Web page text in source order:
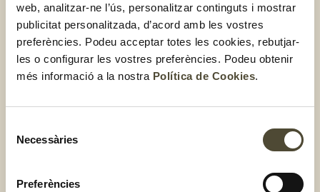
web, analitzar-ne l’ús, personalitzar continguts i mostrar
publicitat personalitzada, d’acord amb les vostres
preferències. Podeu acceptar totes les cookies, rebutjar-
les o configurar les vostres preferències. Podeu obtenir
més informació a la nostra Política de Cookies.
Necessàries
Preferències
Es tracta d’una pregunta molt habitual, perquè sovint,la
fruita seca es consideren un aliment molt calòric, ja que
100 g aporten entre 550-650 de kcal. De totes maneres, si
ens referim ala quantitat diària recomanada que és
aproximadament de 35 g, parlem d’unes 160 kcal
aliments són cardiosaludables i contribueixen a un